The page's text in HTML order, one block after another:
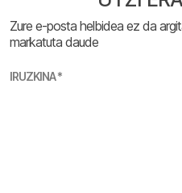
Zure e-posta helbidea ez da
markatuta daude
IRUZKINA*